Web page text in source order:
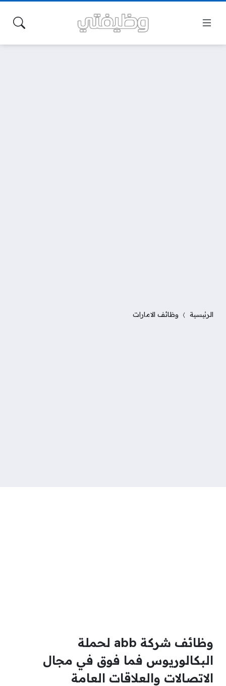
الرئيسية وظائف الامارات
وظائف شركة abb لحملة
البكالوريوس فما فوق في مجال
الاتصالات والعلاقات العامة